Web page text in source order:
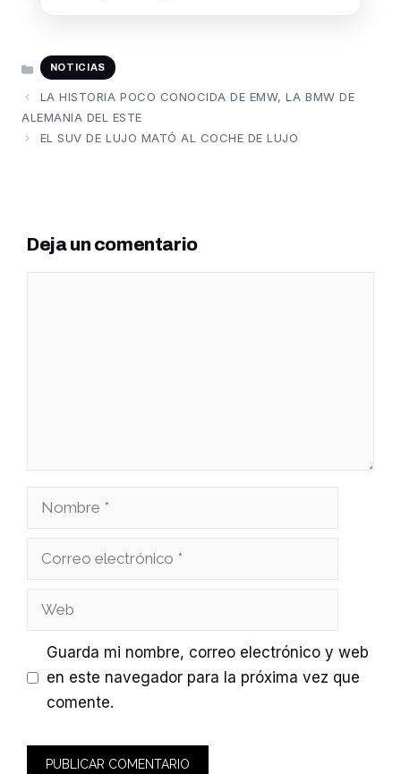
CATEGORÍAS
NOTICIAS
LA HISTORIA POCO CONOCIDA DE EMW, LA BMW DE
ALEMANIA DEL ESTE
EL SUV DE LUJO MATÓ AL COCHE DE LUJO
Deja un comentario
Nombre
Correo
Web
Guarda mi nombre, correo electrónico y web
en este navegador para la próxima vez que
comente.